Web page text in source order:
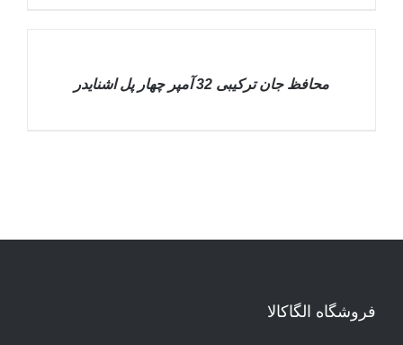
محافظ جان ترکیبی 32 آمپر چهار پل اشنایدر
فروشگاه الگاکالا